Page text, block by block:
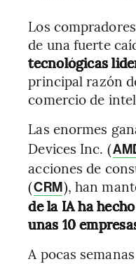
Los
de una fuerte
tecnológicas
principal razón
comercio de
Las enormes
Devices Inc. (
acciones de
(CRM), han
de la IA ha
unas 10
A pocas